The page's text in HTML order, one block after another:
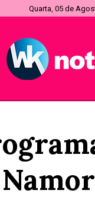
Quarta, 05 de